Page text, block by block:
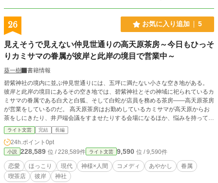
26 お気に入り追加 5
見えそうで見えない仲見世通りの高天原茶房～今日もひっそ
りカミサマの眷属が彼岸と此岸の境目で営業中～
葵一樹
書籍情報
碧紫神社の境内に並ぶ仲見世通りには、五坪に満たない小さな空き地がある。
彼岸と此岸の境目にあるその空き地では、碧紫神社とその神域に祀られているカ
ミサマの眷属である白犬と白狐、そして白蛇が店員を務める茶房――高天原茶房
が営業をしているのだ。 高天原茶房はお勤めしているカミサマが高天原からお
茶をしにきたり、井戸端会議をすませたりする会場になるほか、悩みを持ってい
たり地に足が付いていなかったりするニンゲンが迷い込んだりする喫茶店だ。
カミサマたちは迷い込んだニンゲンから相談事を受けるのが大好きな割に、面倒
くさいことは眷属に任せる適当っぷり。 白犬、白狐、白蛇はお客のオーダーを
叶えるため奔走するけれど、彼岸の者のドタバタは此岸の世界も巻き込んでしま
うから大騒ぎになることもしばしばだ。 さて、そんな茶房に今日もひとりのニ
ンゲンが迷い込んできた。 彼は長く付き合った彼女との結婚を、とある理由か
ら躊躇っているという。 遊びに来ている噂話が大好きな縁結びの女神がしゃし
ライト文芸 完結 長編
24h.ポイント 0pt
小説 228,589 位 / 228,589件 ライト文芸 9,590 位 / 9,590件
恋愛 ほっこり 現代 神様×人間 コメディ あやかし
眷属
喫茶店
彼岸 神社